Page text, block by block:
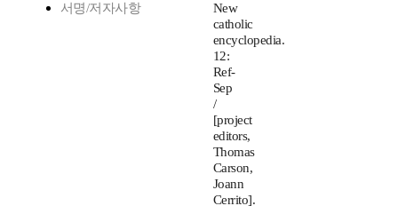
서명/저자사항
New
catholic
encyclopedia.
12:
Ref-
Sep
/
[project
editors,
Thomas
Carson,
Joann
Cerrito].